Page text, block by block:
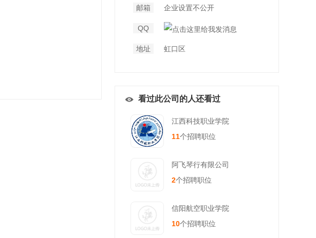
邮箱 企业设置不公开
QQ
地址 虹口区
看过此公司的人还看过
江西科技职业学院
11个招聘职位
阿飞琴行有限公司
2个招聘职位
信阳航空职业学院
10个招聘职位